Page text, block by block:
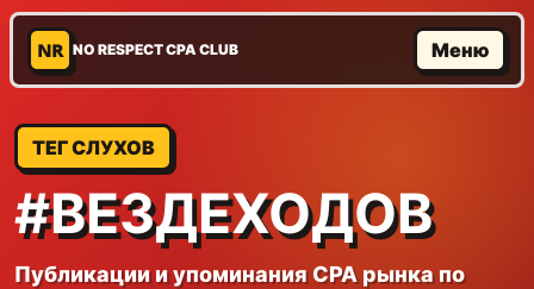
NR NO RESPECT CPA CLUB Меню
ТЕГ СЛУХОВ
#ВЕЗДЕХОДОВ
Публикации и упоминания CPA рынка по